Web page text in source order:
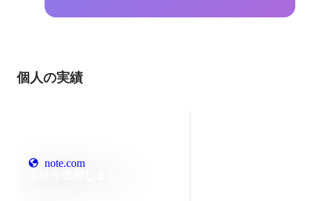
個人の実績
note.com